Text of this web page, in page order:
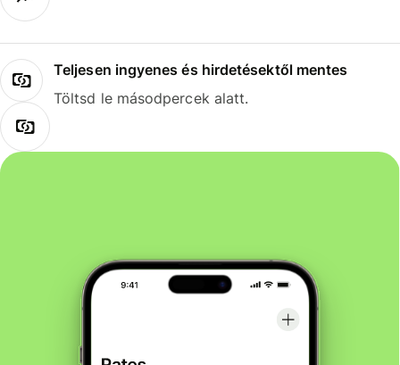
Teljesen ingyenes és hirdetésektől mentes
Töltsd le másodpercek alatt.